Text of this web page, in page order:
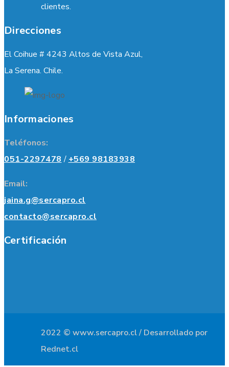
clientes.
Direcciones
El Coihue # 4243 Altos de Vista Azul,
La Serena. Chile.
Informaciones
Teléfonos:
051-2297478 / +569 98183938
Email:
jaina.g@sercapro.cl
contacto@sercapro.cl
Certificación
2022 © www.sercapro.cl / Desarrollado por
Rednet.cl